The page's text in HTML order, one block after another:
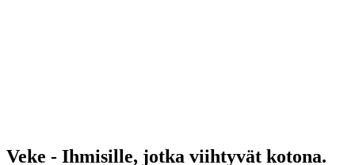
Veke - Ihmisille, jotka viihtyvät kotona.